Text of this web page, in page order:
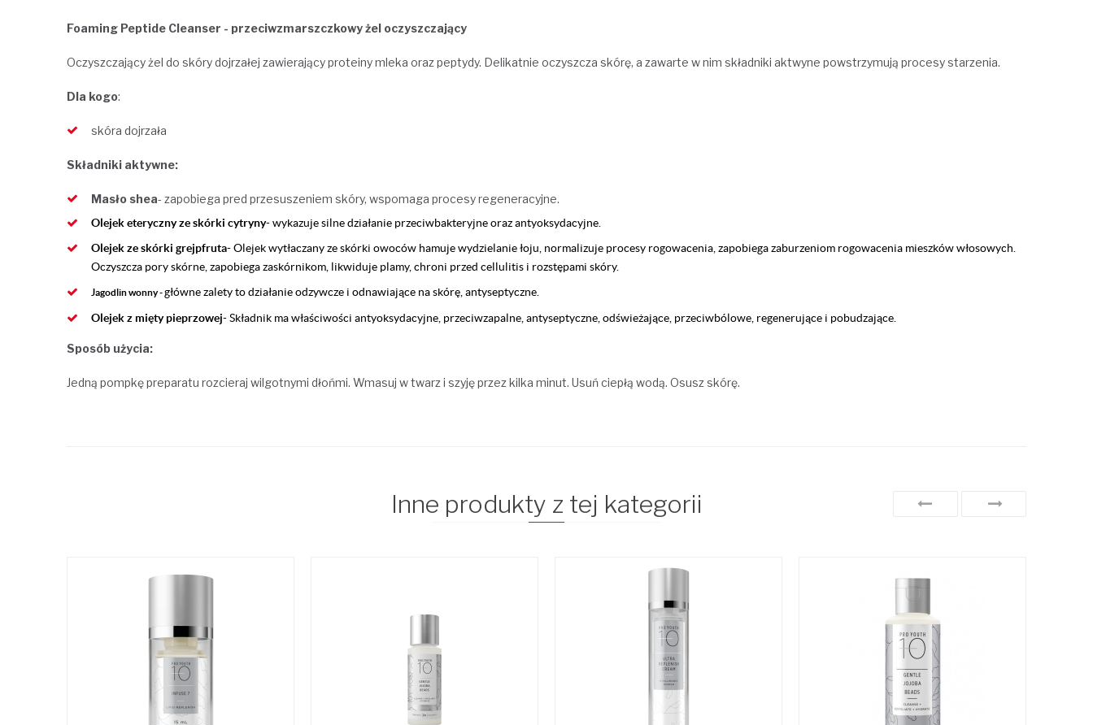
Foaming Peptide Cleanser - przeciwzmarszczkowy żel oczyszczający
Oczyszczający żel do skóry dojrzałej zawierający proteiny mleka oraz peptydy. Delikatnie oczyszcza skórę, a zawarte w nim składniki aktwyne powstrzymują procesy starzenia.
Dla kogo:
skóra dojrzała
Składniki aktywne:
Masło shea- zapobiega pred przesuszeniem skóry, wspomaga procesy regeneracyjne.
Olejek eteryczny ze skórki cytryny- wykazuje silne działanie przeciwbakteryjne oraz antyoksydacyjne.
Olejek ze skórki grejpfruta-Olejek wytłaczany ze skórki owoców hamuje wydzielanie łoju, normalizuje procesy rogowacenia, zapobiega zaburzeniom rogowacenia mieszków włosowych.
Oczyszcza pory skórne, zapobiega zaskórnikom, likwiduje plamy, chroni przed cellulitis i rozstępami skóry.
Jagodlin wonny-główne zalety to działanie odzywcze i odnawiające na skórę, antyseptyczne.
Olejek z mięty pieprzowej-Składnik ma właściwości antyoksydacyjne, przeciwzapalne, antyseptyczne, odświeżające, przeciwbólowe, regenerujące i pobudzające.
Sposób użycia:
Jedną pompkę preparatu rozcieraj wilgotnymi dłońmi. Wmasuj w twarz i szyję przez kilka minut. Usuń ciepłą wodą. Osusz skórę.
Inne produkty z tej kategorii